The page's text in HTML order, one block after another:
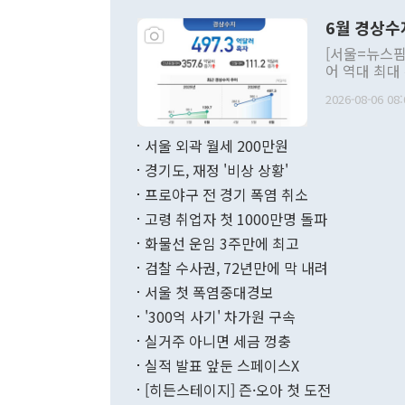
주의적 희망
관의 대북
관 부처 장
관의 무리한
다. [정동영 통일부 장관이 지난달 23일 오후 서울 종로구 정부서울청사에
무너졌다고
함께 4자 대
"우리의 선
6월 경상
[서울=뉴스
어 역대 최
료=한국은행] 한국은행이 6일 발표한 '2026년 6월 국제수지(잠정)'
며 월간 기
196.9% 급
수출은
기록했지만
로 전환됐다.
2026-08-06
서울 외곽 월세 200만원
경기도, 재정 '비상 상황'
프로야구 전 경기 폭염 취소
고령 취업자 첫 1000만명 돌파
화물선 운임 3주만에 최고
검찰 수사권, 72년만에 막 내려
서울 첫 폭염중대경보
'300억 사기' 차가원 구속
실거주 아니면 세금 껑충
실적 발표 앞둔 스페이스X
[히든스테이지] 즌·오아 첫 도전